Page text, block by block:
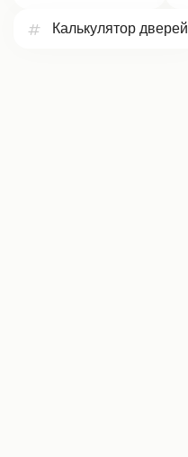
Калькулятор дверей